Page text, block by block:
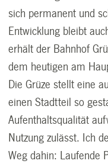
sich permanent und
Entwicklung bleibt
erhält der Bahnhof
dem heutigen am
Die Grüze stellt eine
einen Stadtteil so
Aufenthaltsqualität
Nutzung zulässt. Ich
Weg dahin: Laufende